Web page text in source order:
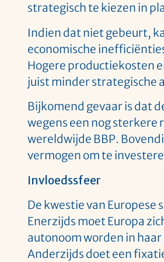
strategisch te kiezen in
Indien dat niet gebeurt,
economische
Hogere productiekosten
juist minder strategische
Bijkomend gevaar is dat
wegens een nog sterkere
wereldwijde BBP.
vermogen om te
Invloedssfeer
De kwestie van
Enerzijds moet Europa
autonoom worden in
Anderzijds doet een